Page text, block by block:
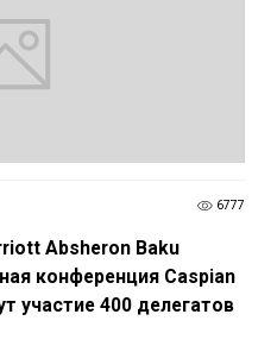
6777
Absheron Baku
конференция Caspian
участие 400 делегатов